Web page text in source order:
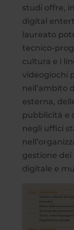
studi offre,
digital
laureato
tecnico-
cultura e i
videogiochi
nell’ambito
esterna,
pubblicità e
negli uffici
gestione dei
digitale e